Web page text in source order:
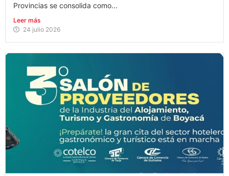
Provincias se consolida como...
Leer más
24 julio 2026